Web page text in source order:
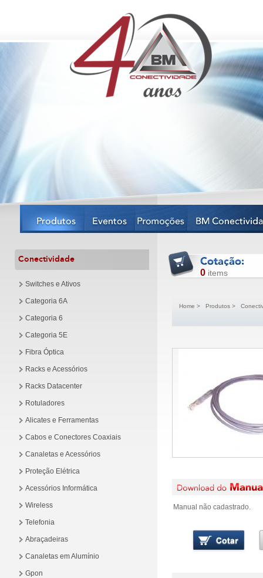
Conectividade
Switches e Ativos
Categoria 6A
Categoria 6
Categoria 5E
Fibra Óptica
Racks e Acessórios
Racks Datacenter
Rotuladores
Alicates e Ferramentas
Cabos e Conectores Coaxiais
Canaletas e Acessórios
Proteção Elétrica
Acessórios Informática
Wireless
Telefonia
Abraçadeiras
Canaletas em Alumínio
Gpon
0 items
Home > Produtos >
Manual não cadastrado.